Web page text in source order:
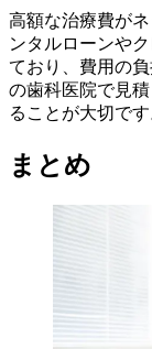
高額な治療費が
ンタルローンや
ており、費用の
の歯科医院で見
ることが大切です
まとめ